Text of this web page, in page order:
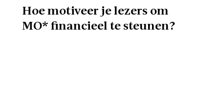
Hoe motiveer je lezers om
MO* financieel te steunen?